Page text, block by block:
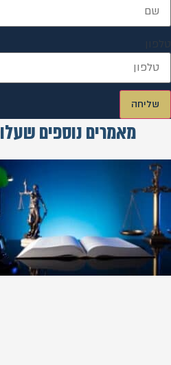
טלפון
שליחה
מאמרים נוספים